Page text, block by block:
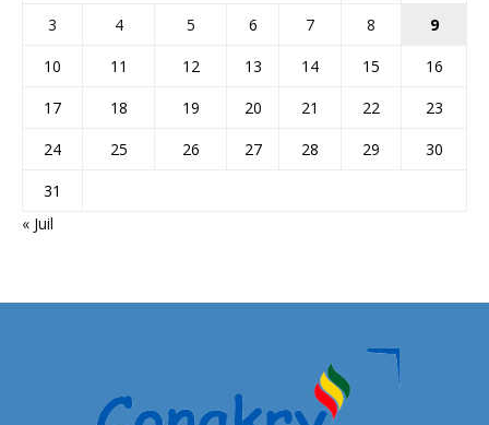
3
4 5 6 7 8
9
10
11 12 13 14 15
16
17
18 19 20 21 22
23
24
25 26 27 28 29
30
31
« Juil